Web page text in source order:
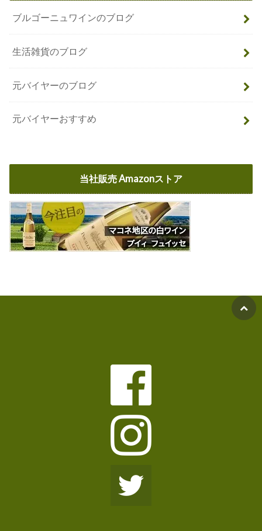
ブルゴーニュワインのブログ
生活雑貨のブログ
元バイヤーのブログ
元バイヤーおすすめ
当社販売 Amazonストア